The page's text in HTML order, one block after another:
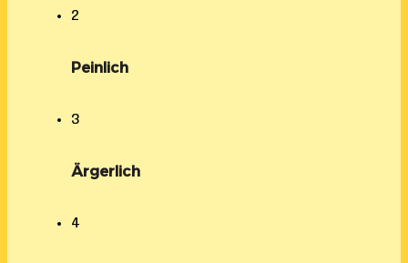
2
Peinlich
3
Ärgerlich
4